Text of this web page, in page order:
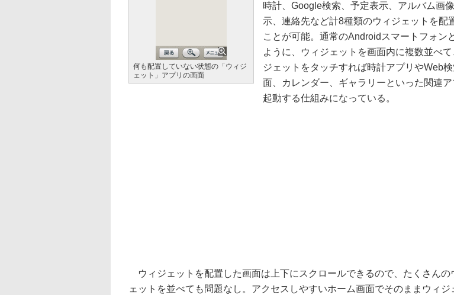
何も配置していない状態の「ウィジ
ェット」アプリの画面
時計、Google検索、予定表示、アルバム画
示、連絡先など計8種類のウィジェットを配
ことが可能。通常のAndroidスマートフォン
ように、ウィジェットを画面内に複数並べて
ジェットをタッチすれば時計アプリやWeb
面、カレンダー、ギャラリーといった関連
起動する仕組みになっている。
ウィジェットを配置した画面は上下にスクロールできるので、たくさんの
ェットを並べても問題なし。アクセスしやすいホーム画面でそのままウィジ